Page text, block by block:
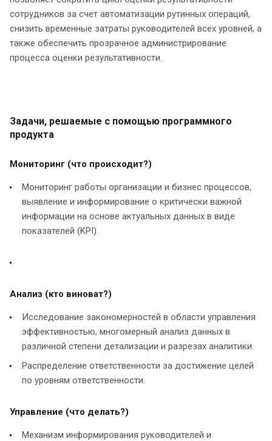
сотрудников за счет автоматизации рутинных операций,
снизить временные затраты руководителей всех уровней, а
также обеспечить прозрачное администрирование
процесса оценки результативности.
Задачи, решаемые с помощью программного
продукта
Мониторинг (что происходит?)
Мониторинг работы организации и бизнес процессов,
выявление и информирование о критически важной
информации на основе актуальных данных в виде
показателей (KPI).
Анализ (кто виноват?)
Исследование закономерностей в области управления
эффективностью, многомерный анализ данных в
различной степени детализации и разрезах аналитики.
Распределение ответственности за достижение целей
по уровням ответственности.
Управление (что делать?)
Механизм информирования руководителей и